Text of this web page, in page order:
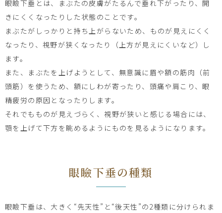
眼瞼下垂とは、まぶたの皮膚がたるんで垂れ下がったり、開
きにくくなったりした状態のことです。
まぶたがしっかりと持ち上がらないため、ものが見えにくく
なったり、視野が狭くなったり（上方が見えにくいなど）し
ます。
また、まぶたを上げようとして、無意識に眉や額の筋肉（前
頭筋）を使うため、額にしわが寄ったり、頭痛や肩こり、眼
精疲労の原因となったりします。
それでもものが見えづらく、視野が狭いと感じる場合には、
顎を上げて下方を眺めるようにものを見るようになります。
眼瞼下垂の種類
眼瞼下垂は、大きく“先天性”と“後天性”の2種類に分けられま